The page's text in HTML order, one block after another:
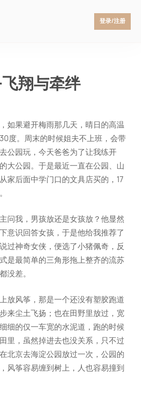
登录/注册
翔与牵绊
如果避开梅雨那几天，晴日的高温
度。周末的时候姐夫不上班，会带
公园玩，今天爸爸为了让我练开
大公园。于是最近一直在公园、山
家后面中学门口的文具店买的，17
问我，男孩放还是女孩放？他显然
意识回答女孩，于是他给我推荐了
过神奇女侠，便选了小猪佩奇，反
是最简单的三角形拖上整齐的流苏
没差。
放风筝，那是一个还没有塑胶跑道
来尘土飞扬；也在田野里放过，宽
细的仅一车宽的水泥道，跑的时候
里，虽然掉进去也没关系，只不过
北京去海淀公园放过一次，公园的
风筝容易缠到树上，人也容易撞到